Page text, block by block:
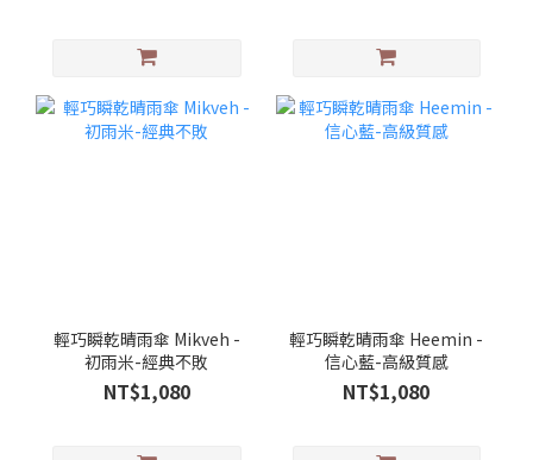
輕巧瞬乾晴雨傘 Mikveh -
初雨米-經典不敗
NT$1,080
輕巧瞬乾晴雨傘 Heemin -
信心藍-高級質感
NT$1,080